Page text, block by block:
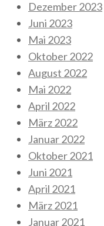
Dezember 2023
Juni 2023
Mai 2023
Oktober 2022
August 2022
Mai 2022
April 2022
März 2022
Januar 2022
Oktober 2021
Juni 2021
April 2021
März 2021
Januar 2021